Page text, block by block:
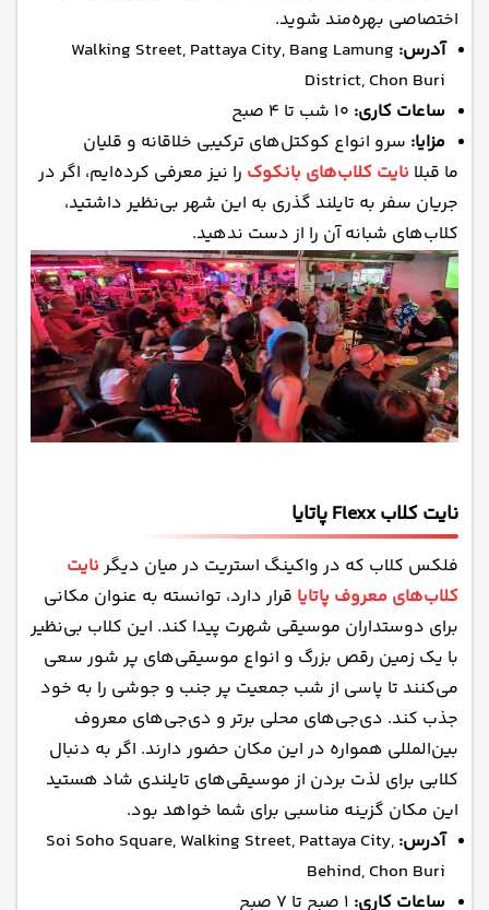
اختصاصی بهره‌مند شوید.
آدرس: Walking Street, Pattaya City, Bang Lamung
District, Chon Buri
ساعات کاری:
مزایا: سرو انواع کوکتل‌های ترکیبی خلاقانه و قلیان
ما قبلا نایت کلاب‌های بانکوک را نیز معرفی کرده‌ایم، اگر در
جریان سفر به تایلند گذری به این شهر بی‌نظیر داشتید،
کلاب‌های شبانه آن را از دست ندهید.
نایت کلاب Flexx پاتایا
فلکس کلاب که در واکینگ استریت در میان دیگرنایت
کلاب‌های معروف پاتایا قرار دارد، توانسته به عنوان مکانی
برای دوستداران موسیقی شهرت پیدا کند. این کلاب بی‌نظیر
با یک زمین رقص بزرگ و انواع موسیقی‌های پر شور سعی
می‌کنند تا پاسی از شب جمعیت پر جنب و جوشی را به خود
جذب کند. دی‌جی‌های محلی برتر و دی‌جی‌های معروف
بین‌المللی همواره در این مکان حضور دارند. اگر به دنبال
کلابی برای لذت بردن از موسیقی‌های تایلندی شاد هستید
این مکان گزینه مناسبی برای شما خواهد بود.
آدرس: Soi Soho Square, Walking Street, Pattaya City,
Behind, Chon Buri
ساعات کاری: